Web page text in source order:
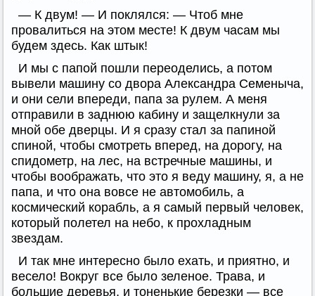
— К двум! — И поклялся: — Чтоб мне
провалиться на этом месте! К двум часам мы
будем здесь. Как штык!
И мы с папой пошли переоделись, а потом
вывели машину со двора Александра Семеныча,
и они сели впереди, папа за рулем. А меня
отправили в заднюю кабину и защелкнули за
мной обе дверцы. И я сразу стал за папиной
спиной, чтобы смотреть вперед, на дорогу, на
спидометр, на лес, на встречные машины, и
чтобы воображать, что это я веду машину, я, а не
папа, и что она вовсе не автомобиль, а
космический корабль, а я самый первый человек,
который полетел на небо, к прохладным
звездам.
И так мне интересно было ехать, и приятно, и
весело! Вокруг все было зеленое. Трава, и
большие деревья, и тоненькие березки — все